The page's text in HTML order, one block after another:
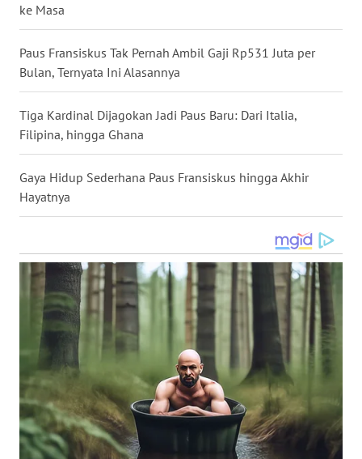
ke Masa
Paus Fransiskus Tak Pernah Ambil Gaji Rp531 Juta per
Bulan, Ternyata Ini Alasannya
Tiga Kardinal Dijagokan Jadi Paus Baru: Dari Italia,
Filipina, hingga Ghana
Gaya Hidup Sederhana Paus Fransiskus hingga Akhir
Hayatnya
DAIRI
WN
DANAU
TOBA
WN
NIAS
WN
LANGKAT
WN
TAPANULI
SELATAN
WN
LESUNG
WN
KARO